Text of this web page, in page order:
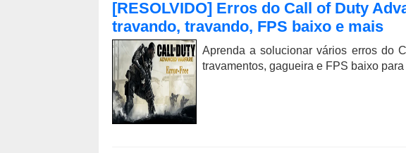
[RESOLVIDO] Erros do Call of Duty
travando, travando, FPS baixo e mais
Aprenda a solucionar vários erros do
travamentos, gagueira e FPS baixo